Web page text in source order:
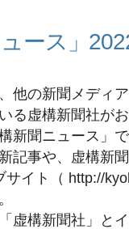
ース」
他の新聞メディ
る虚構新聞社が
新聞ニュース」
記事や、虚構新
サイト（ http://
虚構新聞社」と